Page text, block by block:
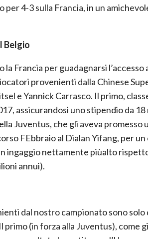
4-3 sulla Francia, in un
Belgio
Francia per guadagnarsi l’accesso
provenienti dalla Chinese
e Yannick Carrasco. Il primo,
assicurandosi uno stipendio da 18
Juventus, che gli aveva promesso
FEbbraio al Dialan Yifang, per un
ingaggio nettamente piùalto
annui).
dal nostro campionato sono solo
(in forza alla Juventus), come